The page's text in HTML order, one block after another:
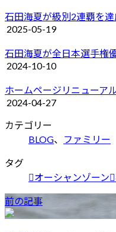
石田海夏が級別2連覇を
2025-05-19
石田海夏が全日本選手権
2024-10-10
ホームページリニューア
2024-04-27
カテゴリー
BLOG、 ファミリー
タグ
オーシャンゾーン
前の記事